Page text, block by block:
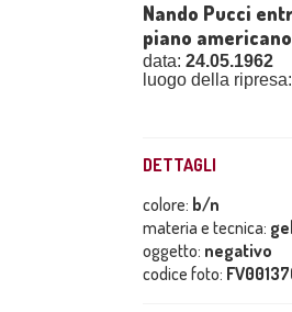
Nando Pucci
piano americano
data: 24.05.1962
luogo della ripresa:
DETTAGLI
colore: b/n
materia e tecnica:
oggetto: negativo
codice foto: